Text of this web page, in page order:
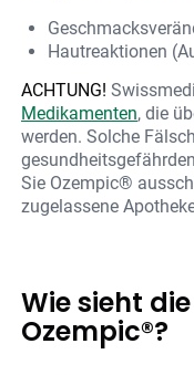
Hautreaktionen
ACHTUNG!
Medikamenten, die
werden. Solche
Sie Ozempic®
zugelassene
Wie sieht
Ozempic®?